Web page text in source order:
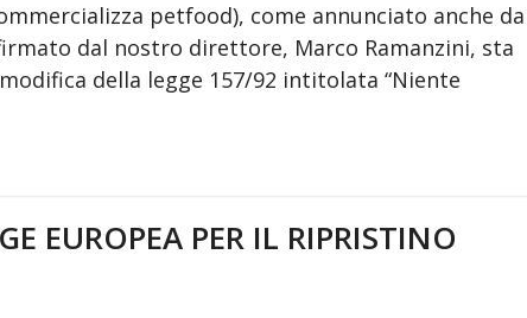
petfood), come annunciato anche da
dal nostro direttore, Marco Ramanzini, sta
della legge 157/92 intitolata “Niente
EUROPEA PER IL RIPRISTINO